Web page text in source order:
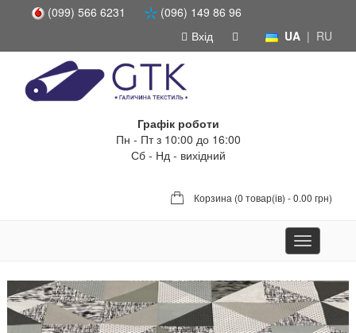
(099) 566 6231
(096) 149 86 96
UA | RU
Вхід
Графік роботи
Пн - Пт з 10:00 до 16:00
Сб - Нд - вихідний
Корзина (0 товар(ів) - 0.00 грн)
Toggle
navigation